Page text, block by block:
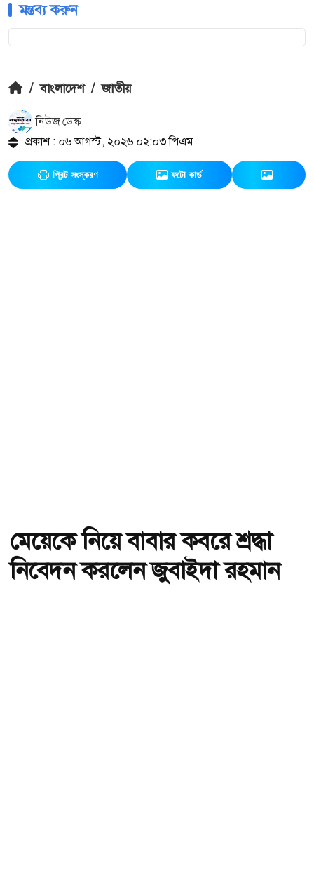
মন্তব্য করুন
/ বাংলাদেশ / জাতীয়
নিউজ ডেস্ক
প্রকাশ : ০৬ আগস্ট, ২০২৬ ০২:০৩ পিএম
প্রিন্ট সংস্করণ ফটো কার্ড
মেয়েকে নিয়ে বাবার কবরে শ্রদ্ধা
নিবেদন করলেন জুবাইদা রহমান